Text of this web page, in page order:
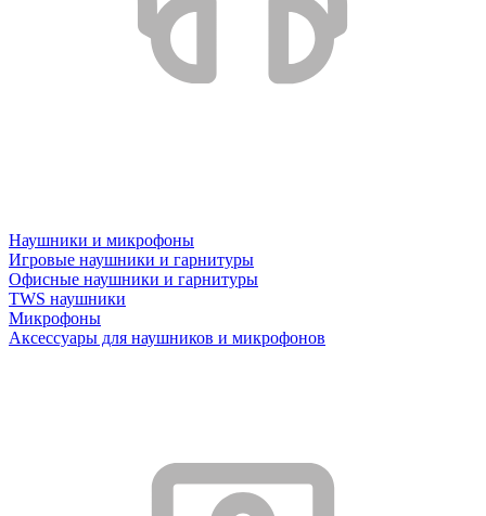
Наушники и микрофоны
Игровые наушники и гарнитуры
Офисные наушники и гарнитуры
TWS наушники
Микрофоны
Аксессуары для наушников и микрофонов